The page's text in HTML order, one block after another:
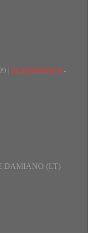
| info@nomadi.it-
DAMIANO (LT)